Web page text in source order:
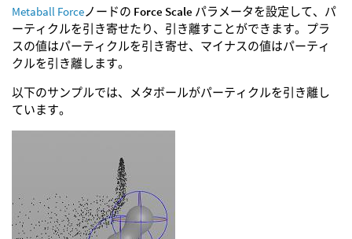
Metaball Forceノードの Force Scale パラメータを設定して、パ
ーティクルを引き寄せたり、引き離すことができます。プラ
スの値はパーティクルを引き寄せ、マイナスの値はパーティ
クルを引き離します。
以下のサンプルでは、メタボールがパーティクルを引き離し
ています。